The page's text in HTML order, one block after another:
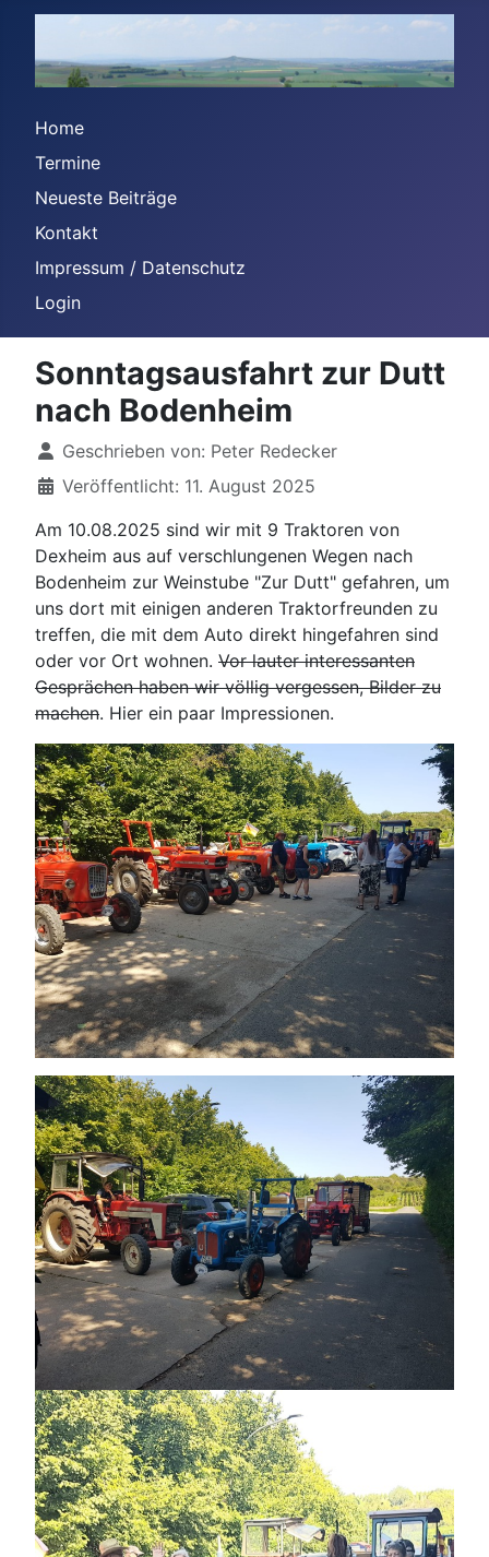
Home
Termine
Neueste Beiträge
Kontakt
Impressum / Datenschutz
Login
Sonntagsausfahrt zur Dutt
nach Bodenheim
DetailsGeschrieben von: Peter Redecker
Veröffentlicht: 11. August 2025
Am 10.08.2025 sind wir mit 9 Traktoren von
Dexheim aus auf verschlungenen Wegen nach
Bodenheim zur Weinstube "Zur Dutt" gefahren, um
uns dort mit einigen anderen Traktorfreunden zu
treffen, die mit dem Auto direkt hingefahren sind
oder vor Ort wohnen. Vor lauter interessanten
Gesprächen haben wir völlig vergessen, Bilder zu
machen. Hier ein paar Impressionen.